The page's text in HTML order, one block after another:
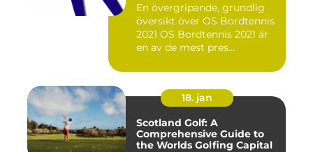
En övergripande, grundlig
översikt över OS Bordtennis
2021 OS Bordtennis 2021 är
en av de mest pres...
18. jan
Scotland Golf: A
Comprehensive Guide to
the Worlds Golfing Capital